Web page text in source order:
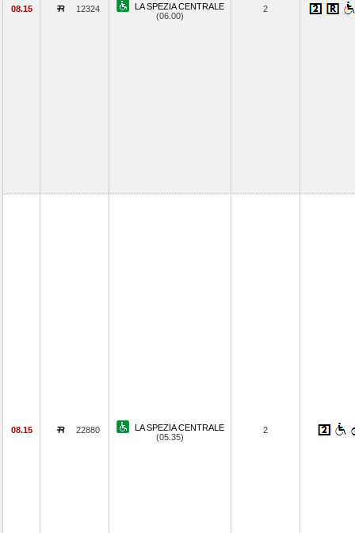
08.15 12324
LA SPEZIA CENTRALE
(06.00)
2
08.15 22880
LA SPEZIA CENTRALE
(05.35)
2